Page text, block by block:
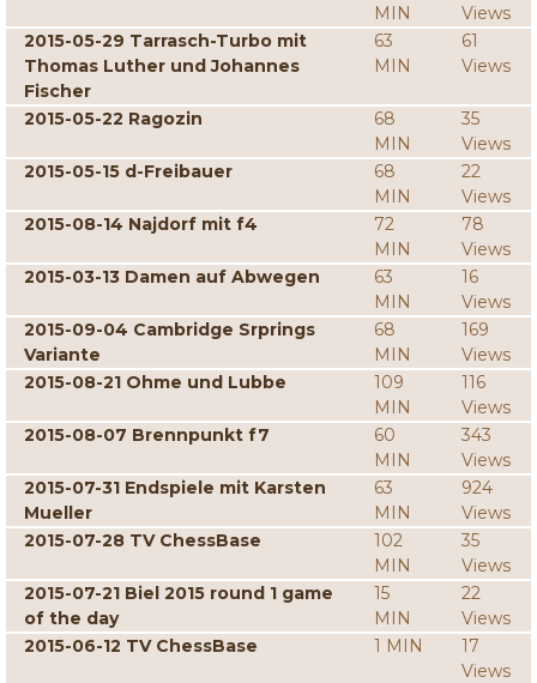
MIN
Views
2015-05-29 Tarrasch-Turbo mit
Thomas Luther und Johannes
Fischer
63
MIN
61
Views
2015-05-22 Ragozin
68
MIN
35
Views
2015-05-15 d-Freibauer
68
MIN
22
Views
2015-08-14 Najdorf mit f4
72
MIN
78
Views
2015-03-13 Damen auf Abwegen
63
MIN
16
Views
2015-09-04 Cambridge Srprings
Variante
68
MIN
169
Views
2015-08-21 Ohme und Lubbe
109
MIN
116
Views
2015-08-07 Brennpunkt f7
60
MIN
343
Views
2015-07-31 Endspiele mit Karsten
Mueller
63
MIN
924
Views
2015-07-28 TV ChessBase
102
MIN
35
Views
2015-07-21 Biel 2015 round 1 game
of the day
15
MIN
22
Views
2015-06-12 TV ChessBase
1 MIN
17
Views